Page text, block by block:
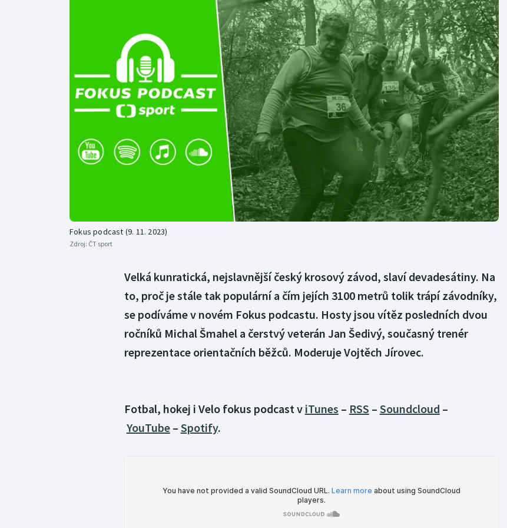
Curling
Dostihy
Futsal
Gymnastika
Moderní pětiboj
Motorsport
Olympijské hry
Parasport
Plavání
Plážový volejbal
Triatlon
Veslování
Vodní slalom
Volejbal
Ostatní
Fokus podcast (9. 11. 2023)
Zdroj: ČT sport
Velká kunratická, nejslavnější český krosový závod, slaví devadesátiny. Na
to, proč je stále tak populární a čím jejích 3100 metrů tolik trápí závodníky,
se podíváme v novém Fokus podcastu. Hosty jsou vítěz posledních dvou
ročníků Michal Šmahel a čerstvý veterán Jan Šedivý, současný trenér
reprezentace orientačních běžců. Moderuje Vojtěch Jírovec.
Fotbal, hokej i Velo fokus podcast v iTunes – RSS – Soundcloud –
YouTube– Spotify.